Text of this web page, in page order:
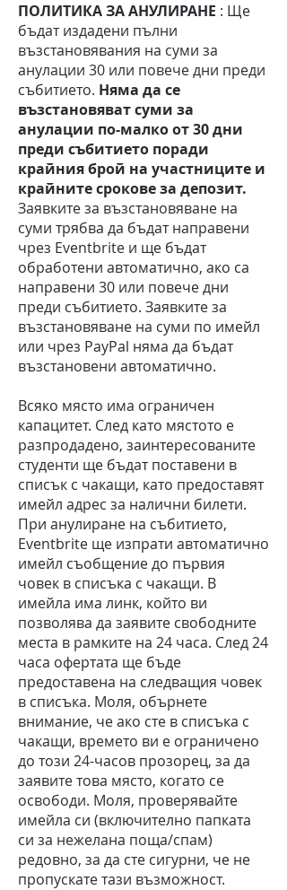
ПОЛИТИКА ЗА АНУЛИРАНЕ : Ще
бъдат издадени пълни
възстановявания на суми за
анулации 30 или повече дни преди
събитието. Няма да се
възстановяват суми за
анулации по-малко от 30 дни
преди събитието поради
крайния брой на участниците и
крайните срокове за депозит.
Заявките за възстановяване на
суми трябва да бъдат направени
чрез Eventbrite и ще бъдат
обработени автоматично, ако са
направени 30 или повече дни
преди събитието. Заявките за
възстановяване на суми по имейл
или чрез PayPal няма да бъдат
възстановени автоматично.
Всяко място има ограничен
капацитет. След като мястото е
разпродадено, заинтересованите
студенти ще бъдат поставени в
списък с чакащи, като предоставят
имейл адрес за налични билети.
При анулиране на събитието,
Eventbrite ще изпрати автоматично
имейл съобщение до първия
човек в списъка с чакащи. В
имейла има линк, който ви
позволява да заявите свободните
места в рамките на 24 часа. След 24
часа офертата ще бъде
предоставена на следващия човек
в списъка. Моля, обърнете
внимание, че ако сте в списъка с
чакащи, времето ви е ограничено
до този 24-часов прозорец, за да
заявите това място, когато се
освободи. Моля, проверявайте
имейла си (включително папката
си за нежелана поща/спам)
редовно, за да сте сигурни, че не
пропускате тази възможност.